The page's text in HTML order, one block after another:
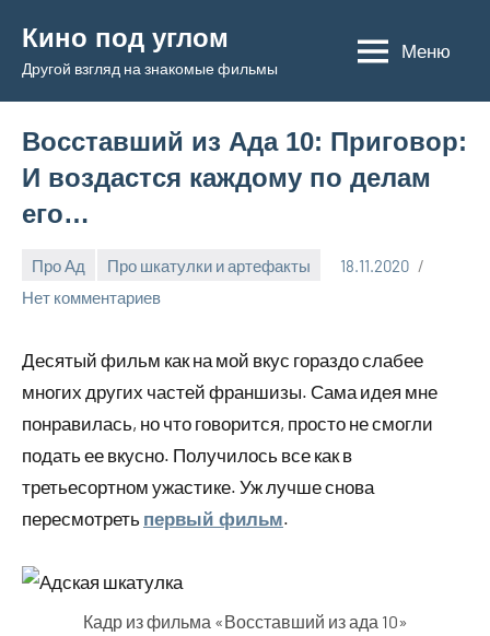
содержимому
Кино под углом
Другой взгляд на знакомые фильмы
Меню
Восставший из Ада 10: Приговор:
И воздастся каждому по делам
его…
Про Ад Про шкатулки и артефакты
18.11.2020
Admin
Нет комментариев
Десятый фильм как на мой вкус гораздо слабее
многих других частей франшизы. Сама идея мне
понравилась, но что говорится, просто не смогли
подать ее вкусно. Получилось все как в
третьесортном ужастике. Уж лучше снова
пересмотреть первый фильм.
Кадр из фильма «Восставший из ада 10»